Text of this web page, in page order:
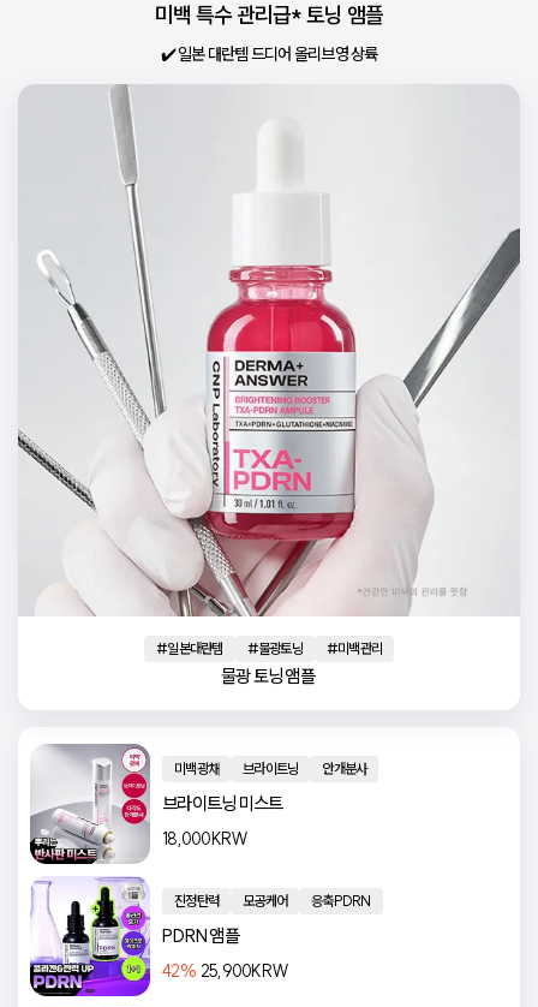
미백 특수 관리급* 토닝 앰플
✔️ 일본 대란템 드디어 올리브영 상륙
#일본대란템 #물광토닝 #미백관리
물광 토닝 앰플
미백광채 브라이트닝 안개분사
브라이트닝 미스트
18,000KRW
진정탄력 모공케어 응축PDRN
PDRN 앰플
42% 25,900KRW